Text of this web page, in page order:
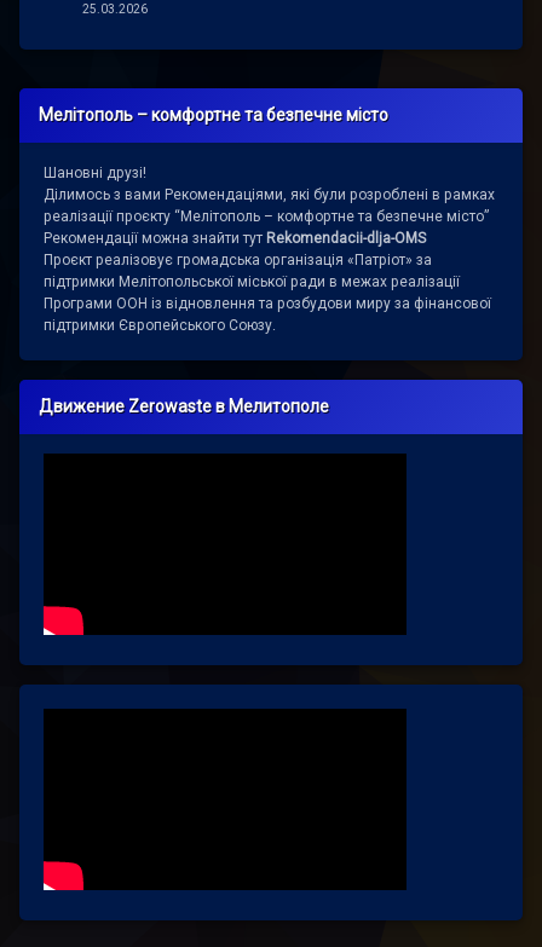
25.03.2026
Мелітополь – комфортне та безпечне місто
Шановні друзі!
Ділимось з вами Рекомендаціями, які були розроблені в рамках
реалізації проєкту “Мелітополь – комфортне та безпечне місто”
Рекомендації можна знайти тут Rekomendacii-dlja-OMS
Проєкт реалізовує громадська організація «Патріот» за
підтримки Мелітопольської міської ради в межах реалізації
Програми ООН із відновлення та розбудови миру за фінансової
підтримки Європейського Союзу.
Движение Zerowaste в Мелитополе